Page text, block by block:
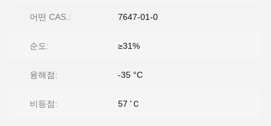
어떤 CAS.: 7647-01-0
순도: ≥31%
융해점: -35 °C
비등점: 57 'Ｃ